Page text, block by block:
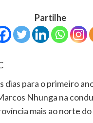
Partilhe
dias para o primeiro
Nhunga na
mais ao norte do